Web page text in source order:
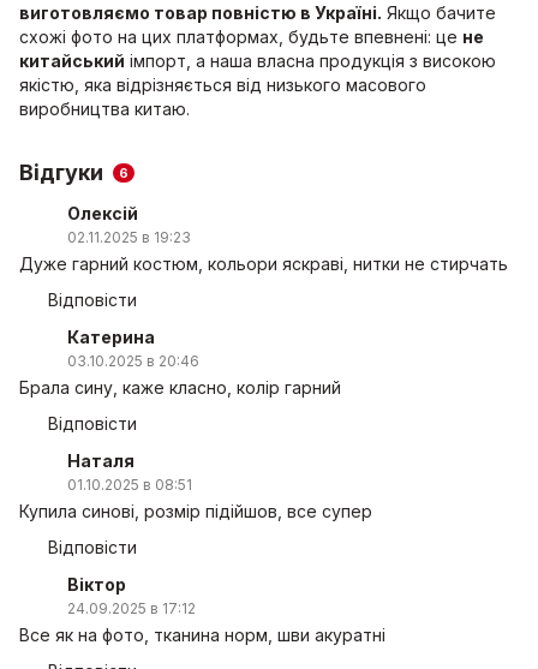
виготовляємо товар повністю в Україні. Якщо бачите
схожі фото на цих платформах, будьте впевнені: це не
китайський імпорт, а наша власна продукція з високою
якістю, яка відрізняється від низького масового
виробництва китаю.
Відгуки 6
Олексій
02.11.2025 в 19:23
Дуже гарний костюм, кольори яскраві, нитки не стирчать
Відповісти
Катерина
03.10.2025 в 20:46
Брала сину, каже класно, колір гарний
Відповісти
Наталя
01.10.2025 в 08:51
Купила синові, розмір підійшов, все супер
Відповісти
Віктор
24.09.2025 в 17:12
Все як на фото, тканина норм, шви акуратні